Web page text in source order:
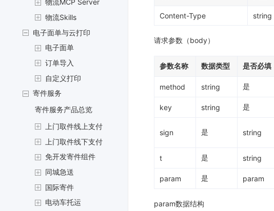
物流MCP Server
物流Skills
电子面单与云打印
电子面单
订单导入
自定义打印
寄件服务
寄件服务产品总览
上门取件线上支付
上门取件线下支付
免开发寄件组件
同城急送
国际寄件
电动车托运
Content-Type string
请求参数（body）
参数名称 数据类型 是否必填
method string 是
key string 是
sign 是 string
t 是 string
param 是 param
param数据结构